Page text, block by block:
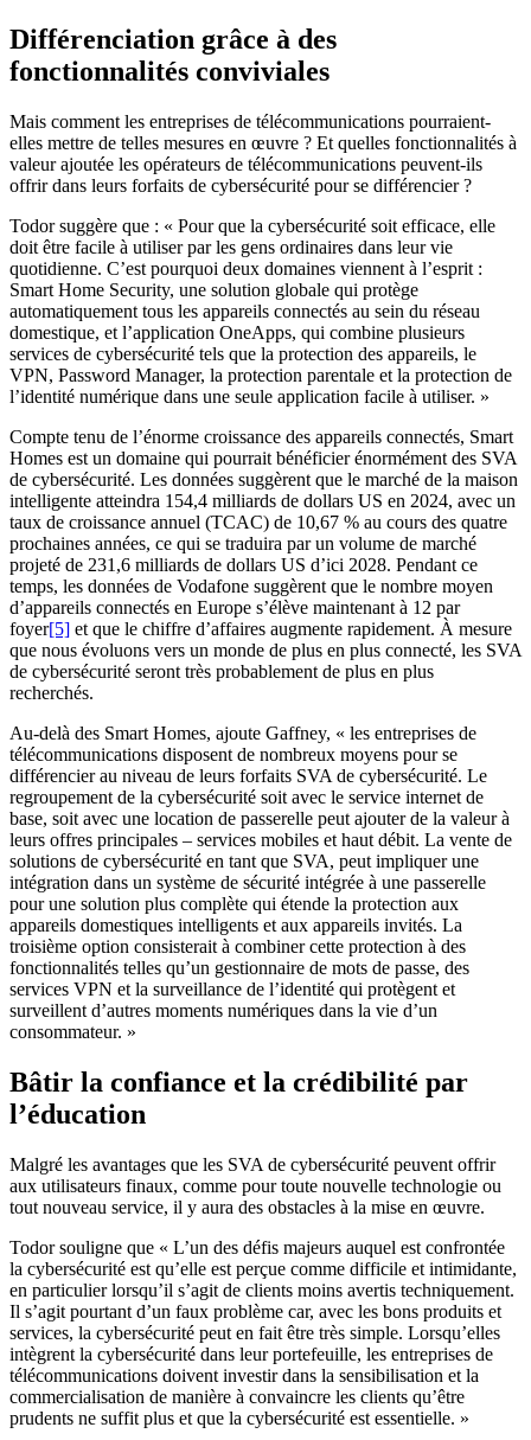
Différenciation grâce à des
fonctionnalités conviviales
Mais comment les entreprises de télécommunications pourraient-
elles mettre de telles mesures en œuvre ? Et quelles fonctionnalités à
valeur ajoutée les opérateurs de télécommunications peuvent-ils
offrir dans leurs forfaits de cybersécurité pour se différencier ?
Todor suggère que : « Pour que la cybersécurité soit efficace, elle
doit être facile à utiliser par les gens ordinaires dans leur vie
quotidienne. C’est pourquoi deux domaines viennent à l’esprit :
Smart Home Security, une solution globale qui protège
automatiquement tous les appareils connectés au sein du réseau
domestique, et l’application OneApps, qui combine plusieurs
services de cybersécurité tels que la protection des appareils, le
VPN, Password Manager, la protection parentale et la protection de
l’identité numérique dans une seule application facile à utiliser. »
Compte tenu de l’énorme croissance des appareils connectés, Smart
Homes est un domaine qui pourrait bénéficier énormément des SVA
de cybersécurité. Les données suggèrent que le marché de la maison
intelligente atteindra 154,4 milliards de dollars US en 2024, avec un
taux de croissance annuel (TCAC) de 10,67 % au cours des quatre
prochaines années, ce qui se traduira par un volume de marché
projeté de 231,6 milliards de dollars US d’ici 2028. Pendant ce
temps, les données de Vodafone suggèrent que le nombre moyen
d’appareils connectés en Europe s’élève maintenant à 12 par
foyer[5] et que le chiffre d’affaires augmente rapidement. À mesure
que nous évoluons vers un monde de plus en plus connecté, les SVA
de cybersécurité seront très probablement de plus en plus
recherchés.
Au-delà des Smart Homes, ajoute Gaffney, « les entreprises de
télécommunications disposent de nombreux moyens pour se
différencier au niveau de leurs forfaits SVA de cybersécurité. Le
regroupement de la cybersécurité soit avec le service internet de
base, soit avec une location de passerelle peut ajouter de la valeur à
leurs offres principales – services mobiles et haut débit. La vente de
solutions de cybersécurité en tant que SVA, peut impliquer une
intégration dans un système de sécurité intégrée à une passerelle
pour une solution plus complète qui étende la protection aux
appareils domestiques intelligents et aux appareils invités. La
troisième option consisterait à combiner cette protection à des
fonctionnalités telles qu’un gestionnaire de mots de passe, des
services VPN et la surveillance de l’identité qui protègent et
surveillent d’autres moments numériques dans la vie d’un
consommateur. »
Bâtir la confiance et la crédibilité par
l’éducation
Malgré les avantages que les SVA de cybersécurité peuvent offrir
aux utilisateurs finaux, comme pour toute nouvelle technologie ou
tout nouveau service, il y aura des obstacles à la mise en œuvre.
Todor souligne que « L’un des défis majeurs auquel est confrontée
la cybersécurité est qu’elle est perçue comme difficile et intimidante,
en particulier lorsqu’il s’agit de clients moins avertis techniquement.
Il s’agit pourtant d’un faux problème car, avec les bons produits et
services, la cybersécurité peut en fait être très simple. Lorsqu’elles
intègrent la cybersécurité dans leur portefeuille, les entreprises de
télécommunications doivent investir dans la sensibilisation et la
commercialisation de manière à convaincre les clients qu’être
prudents ne suffit plus et que la cybersécurité est essentielle. »